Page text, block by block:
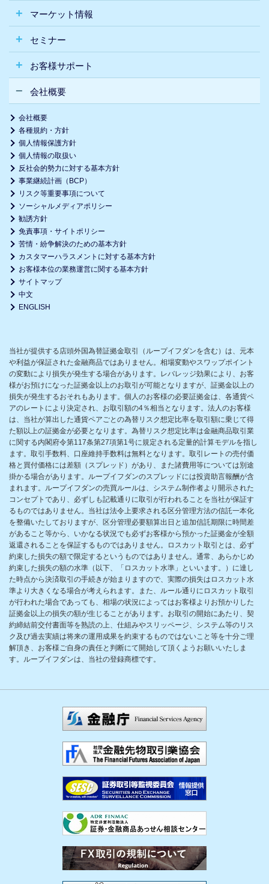
マーケット情報
セミナー
お客様サポート
会社概要
会社概要
各種規約・方針
個人情報保護方針
個人情報の取扱い
反社会的勢力に対する基本方針
事業継続計画（BCP）
リスク等重要事項について
ソーシャルメディアポリシー
勧誘方針
免責事項・サイトポリシー
苦情・紛争解決のための基本方針
カスタマーハラスメントに対する基本方針
お客様本位の業務運営に関する基本方針
サイトマップ
中文
ENGLISH
当社が提供する店頭外国為替証拠金取引（ループイフダンを含む）は、元本
や利益が保証された金融商品ではありません。相場変動やスワップポイント
の変動により損失が発生する場合があります。レバレッジ効果により、お客
様がお預けになった証拠金以上のお取引が可能となりますが、証拠金以上の
損失が発生するおそれもあります。個人のお客様の必要証拠金は、各通貨ペ
アのレートにより決定され、お取引額の4％相当となります。法人のお客様
は、当社が算出した通貨ペアごとの為替リスク想定比率を取引額に乗じて得
た額以上の証拠金が必要となります。為替リスク想定比率は金融商品取引業
に関する内閣府令第117条第27項第1号に規定される定量的計算モデルを指し
ます。取引手数料、口座維持手数料は無料となります。取引レートの売付価
格と買付価格には差額（スプレッド）があり、また諸費用等については別途
掛かる場合があります。ループイフダンのスプレッドには投資助言報酬が含
まれます。ループイフダンの売買ルールは、システム制作者より開示された
コンセプトであり、必ずしも記載通りに取引が行われることを当社が保証す
るものではありません。当社は法令上要求される区分管理方法の信託一本化
を整備いたしておりますが、区分管理必要額算出日と追加信託期限に時間差
があること等から、いかなる状況でも必ずお客様から預かった証拠金が全額
返還されることを保証するものではありません。ロスカット取引とは、必ず
約束した損失の額で限定するというものではありません。通常、あらかじめ
約束した損失の額の水準（以下、「ロスカット水準」といいます。）に達し
た時点から決済取引の手続きが始まりますので、実際の損失はロスカット水
準より大きくなる場合が考えられます。また、ルール通りにロスカット取引
が行われた場合であっても、相場の状況によってはお客様よりお預かりした
証拠金以上の損失の額が生じることがあります。お取引の開始にあたり、契
約締結前交付書面等を熟読の上、仕組みやスリッページ、システム等のリス
ク及び過去実績は将来の運用成果を約束するものではないこと等を十分ご理
解頂き、お客様ご自身の責任と判断にて開始して頂くようお願いいたしま
す。ループイフダンは、当社の登録商標です。